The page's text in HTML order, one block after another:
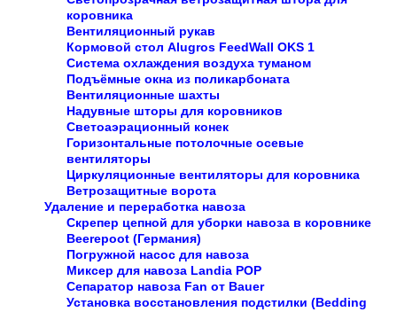
коровника
Вентиляционный рукав
Кормовой стол Alugros FeedWall OKS 1
Система охлаждения воздуха туманом
Подъёмные окна из поликарбоната
Вентиляционные шахты
Надувные шторы для коровников
Светоаэрационный конек
Горизонтальные потолочные осевые
вентиляторы
Циркуляционные вентиляторы для коровника
Ветрозащитные ворота
Удаление и переработка навоза
Скрепер цепной для уборки навоза в коровнике
Beerepoot (Германия)
Погружной насос для навоза
Миксер для навоза Landia POP
Сепаратор навоза Fan от Bauer
Установка восстановления подстилки (Bedding